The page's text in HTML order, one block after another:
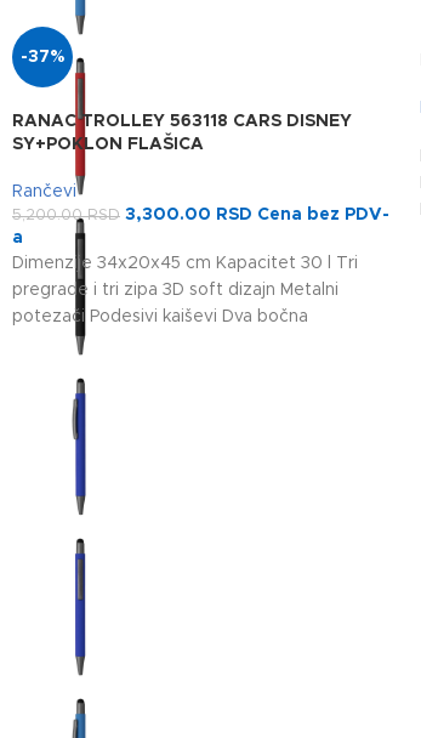
-37%
RANAC TROLLEY 563118 CARS DISNEY
SY+POKLON FLAŠICA
Rančevi
5,200.00RSD 3,300.00 RSD Cena bez PDV-
a
Dimenzije 34x20x45 cm Kapacitet 30 l Tri
pregrade i tri zipa 3D soft dizajn Metalni
potezači Podesivi kaiševi Dva bočna